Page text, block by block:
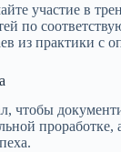
участие в
по
из практики с
чтобы
проработке,